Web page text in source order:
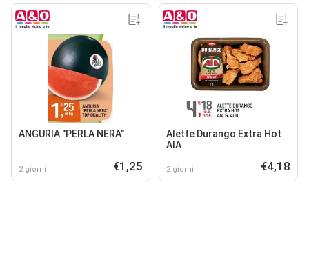
ANGURIA "PERLA NERA"
2 giorni €1,25
Alette Durango Extra Hot
AIA
2 giorni €4,18